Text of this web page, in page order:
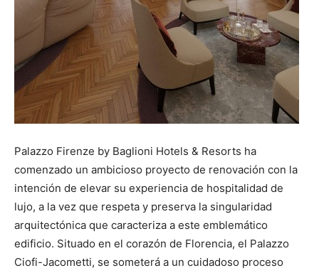
Palazzo Firenze by Baglioni Hotels & Resorts ha
comenzado un ambicioso proyecto de renovación con la
intención de elevar su experiencia de hospitalidad de
lujo, a la vez que respeta y preserva la singularidad
arquitectónica que caracteriza a este emblemático
edificio. Situado en el corazón de Florencia, el Palazzo
Ciofi-Jacometti, se someterá a un cuidadoso proceso